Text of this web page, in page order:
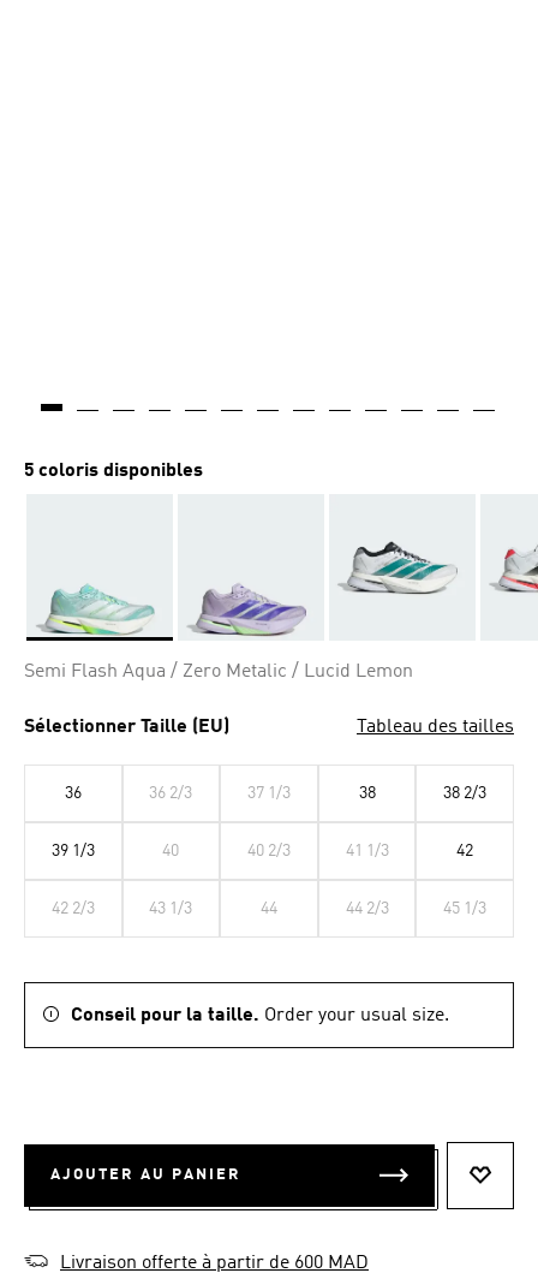
5 coloris disponibles
Semi Flash Aqua / Zero Metalic / Lucid Lemon
Sélectionner Taille (EU) Tableau des tailles
36 36 2/3 37 1/3 38 38 2/3
39 1/3 40 40 2/3 41 1/3 42
42 2/3 43 1/3 44 44 2/3 45 1/3
Conseil pour la taille. Order your usual size.
AJOUTER AU PANIER
Livraison offerte à partir de 600 MAD